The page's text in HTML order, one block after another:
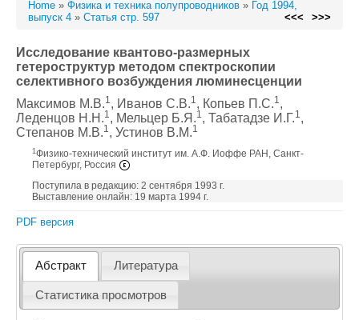
Home » Физика и техника полупроводников » Год 1994,
выпуск 4 » Статья стр. 597 <<< >>>
Исследование квантово-размерных
гетероструктур методом спектроскопии
селективного возбуждения люминесценции
Максимов М.В.1, Иванов С.В.1, Копьев П.С.1,
Леденцов Н.Н.1, Мельцер Б.Я.1, Табатадзе И.Г.1,
Степанов М.В.1, Устинов В.М.1
1 Физико-технический институт им. А.Ф. Иоффе РАН, Санкт-
Петербург, Россия
Поступила в редакцию: 2 сентября 1993 г.
Выставление онлайн: 19 марта 1994 г.
PDF версия
Абстракт Литература
Статистика просмотров